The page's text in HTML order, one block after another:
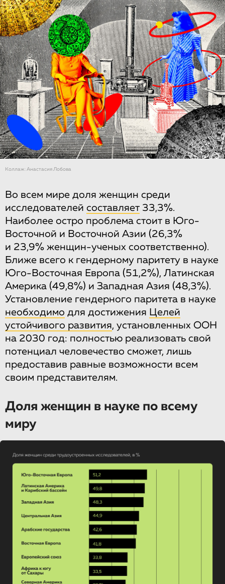
Коллаж: Анастасия Лобова
Во всем мире доля женщин среди
исследователей составляет 33,3%.
Наиболее остро проблема стоит в Юго-
Восточной и Восточной Азии (26,3%
и 23,9% женщин-ученых соответственно).
Ближе всего к гендерному паритету в науке
Юго-Восточная Европа (51,2%), Латинская
Америка (49,8%) и Западная Азия (48,3%).
Установление гендерного паритета в науке
необходимо для достижения Целей
устойчивого развития, установленных ООН
на 2030 год: полностью реализовать свой
потенциал человечество сможет, лишь
предоставив равные возможности всем
своим представителям.
Доля женщин в науке по всему
миру